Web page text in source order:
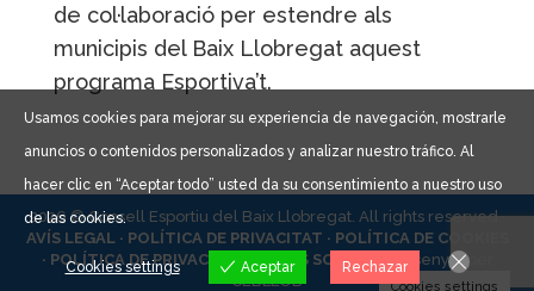
de col·laboració per estendre als
municipis del Baix Llobregat aquest
programa Esportiva’t.
2026 © Consell Esportiu del Baix Llobregat. All rights reserved ·
AVÍS LEGAL · POLÍTICA DE PRIVACITAT · POLÍTICA DE COOKIES
· POLÍTICA DE PRIVACITAT XARXES SOCIALS ·
Dissenyat per
CEBLLOB
Usamos cookies para mejorar su experiencia de navegación, mostrarle
anuncios o contenidos personalizados y analizar nuestro tráfico. Al
hacer clic en “Aceptar todo” usted da su consentimiento a nuestro uso
de las cookies.
Cookies settings Aceptar Rechazar
Cookies settings